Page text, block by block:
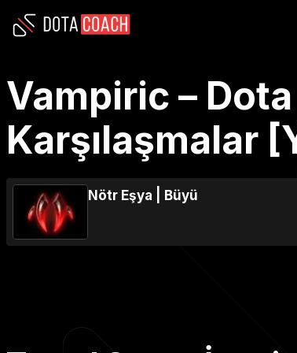
Vampiric –
Karşılaşmalar
Nötr Eşya Büyü